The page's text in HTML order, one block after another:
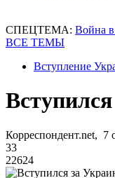
СПЕЦТЕМА: Война
ВСЕ ТЕМЫ
Вступление
Корреспондент.net, 7
33
22624